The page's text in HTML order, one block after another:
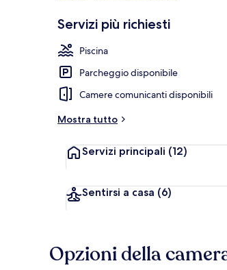
Servizi più richiesti
Piscina
Parcheggio disponibile
Camere comunicanti disponibili
Mostra tutto
Servizi principali (12)
Sentirsi a casa (6)
Opzioni della